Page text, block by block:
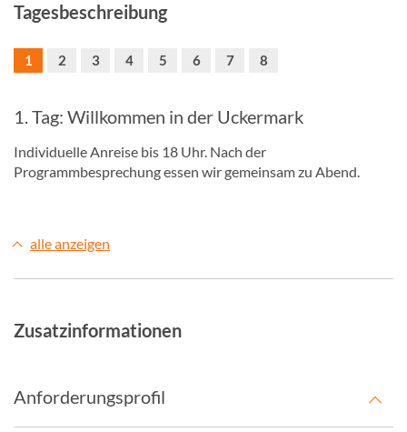
Tagesbeschreibung
1 2 3 4 5 6 7 8
1. Tag: Willkommen in der Uckermark
Individuelle Anreise bis 18 Uhr. Nach der
Programmbesprechung essen wir gemeinsam zu Abend.
alle anzeigen
Zusatzinformationen
Anforderungsprofil